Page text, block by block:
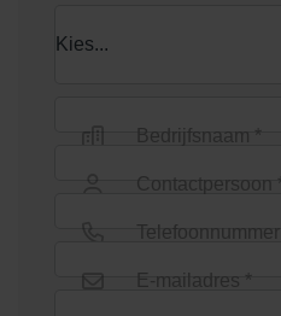
Bedrijfsnaam *
Contactpersoon *
Telefoonnummer
E-mailadres *